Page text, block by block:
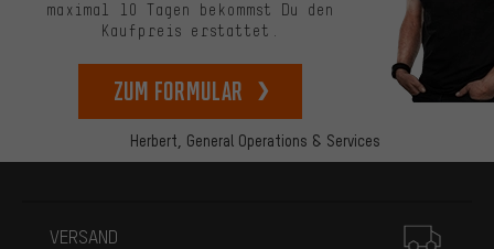
Herbert, General Operations & Services
maximal 10 Tagen bekommst Du den
Kaufpreis erstattet.
zum Formular
VERSAND